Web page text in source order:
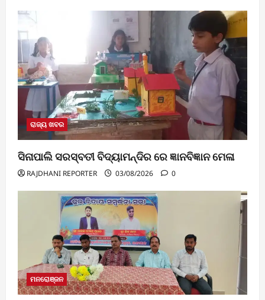
ରାଜ୍ୟ ଖବର
ସିନାପାଲି ସରସ୍ବତୀ ବିଦ୍ୟାମନ୍ଦିର ରେ ଜ୍ଞାନବିଜ୍ଞାନ ମେଳା
RAJDHANI REPORTER 03/08/2026 0
ମନରୋଞ୍ଜନ